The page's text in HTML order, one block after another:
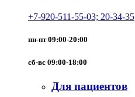
+7-920-511-55-03; 20-34-35
пн-пт 09:00-20:00
сб-вс 09:00-18:00
Для пациентов